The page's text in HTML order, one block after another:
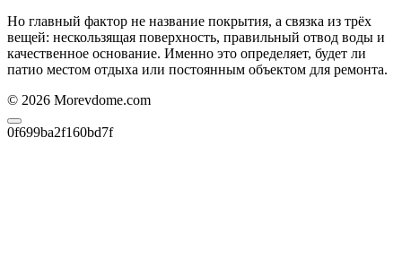
Но главный фактор не название покрытия, а связка из трёх
вещей: нескользящая поверхность, правильный отвод воды и
качественное основание. Именно это определяет, будет ли
патио местом отдыха или постоянным объектом для ремонта.
© 2026 Morevdome.com
0f699ba2f160bd7f